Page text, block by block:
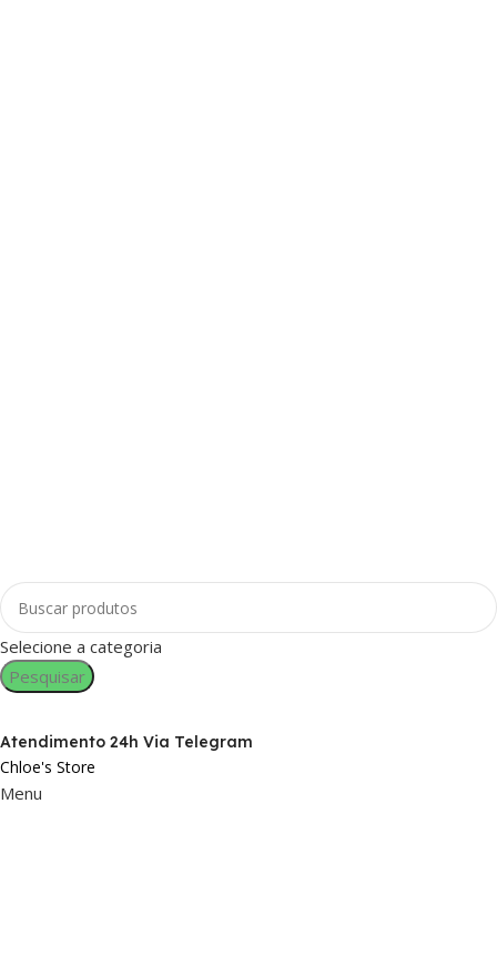
Selecione a categoria
Pesquisar
Atendimento 24h Via Telegram
Chloe's Store
Menu